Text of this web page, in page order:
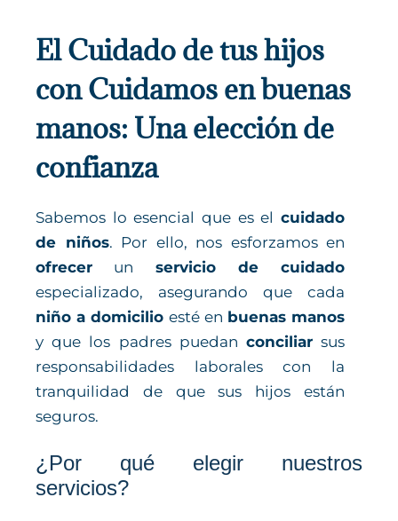
El Cuidado de tus hijos
con Cuidamos en buenas
manos: Una elección de
confianza
Sabemos lo esencial que es el cuidado
de niños. Por ello, nos esforzamos en
ofrecer un servicio de cuidado
especializado, asegurando que cada
niño a domicilio esté en buenas manos
y que los padres puedan conciliarsus
responsabilidades laborales con la
tranquilidad de que sus hijos están
seguros.
¿Por qué elegir nuestros
servicios?